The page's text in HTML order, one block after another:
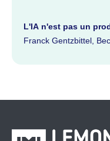
L'IA n'est pas un
Franck Gentzbittel,